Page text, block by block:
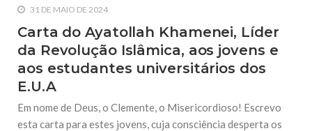
31 DE MAIO DE 2024
Carta do Ayatollah Khamenei, Líder
da Revolução Islâmica, aos jovens e
aos estudantes universitários dos
E.U.A
Em nome de Deus, o Clemente, o Misericordioso! Escrevo
esta carta para estes jovens, cuja consciência desperta os